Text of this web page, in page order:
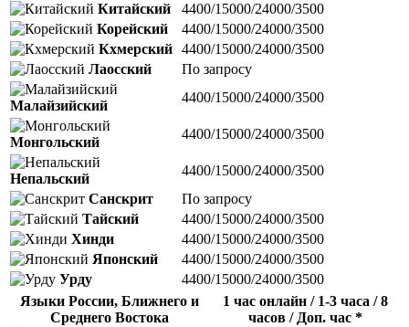
Китайский
4400/15000/24000/3500
Корейский
4400/15000/24000/3500
Кхмерский 4400/15000/24000/3500
Лаосский
По запросу
Малайзийский
4400/15000/24000/3500
Монгольский
4400/15000/24000/3500
Непальский
4400/15000/24000/3500
Санскрит
По запросу
Тайский
4400/15000/24000/3500
Хинди
4400/15000/24000/3500
Японский
4400/15000/24000/3500
Урду
4400/15000/24000/3500
Языки России, Ближнего и
Среднего Востока
1 час онлайн / 1-3 часа / 8
часов / Доп. час *